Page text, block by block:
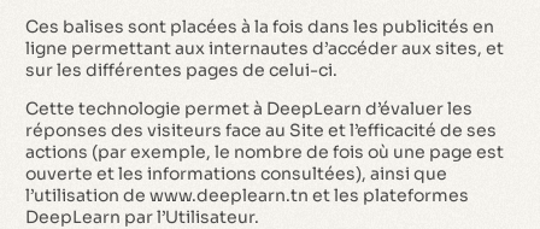
Ces balises sont placées à la fois dans les publicités en
ligne permettant aux internautes d’accéder aux sites, et
sur les différentes pages de celui-ci.
Cette technologie permet à DeepLearn d’évaluer les
réponses des visiteurs face au Site et l’efficacité de ses
actions (par exemple, le nombre de fois où une page est
ouverte et les informations consultées), ainsi que
l’utilisation de www.deeplearn.tn et les plateformes
DeepLearn par l’Utilisateur.